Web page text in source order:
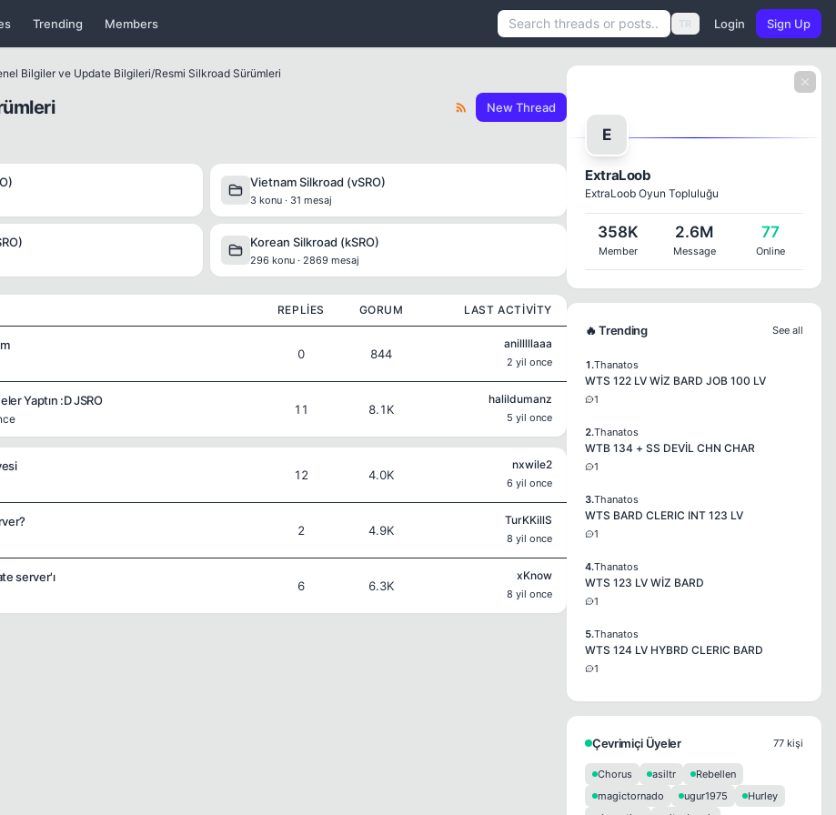
Trending Members TR Login Sign Up
Bilgiler ve Update Bilgileri/Resmi Silkroad Sürümleri
New Thread
Vietnam Silkroad (vSRO)
3 konu · 31 mesaj
Korean Silkroad (kSRO)
296 konu · 2869 mesaj
REPLIES GORUM LAST ACTIVITY
0 844
anilllllaaa
2 yil once
Yaptın :D JSRO
11 8.1K
halildumanz
5 yil once
12 4.0K
nxwile2
6 yil once
2 4.9K
TurKKillS
8 yil once
server'ı
6 6.3K
xKnow
8 yil once
E
ExtraLoob
ExtraLoob Oyun Topluluğu
358K
Member
2.6M
Message
77
Online
🔥 Trending See all
1.Thanatos
WTS 122 LV WİZ BARD JOB 100 LV
1
2.Thanatos
WTB 134 + SS DEVİL CHN CHAR
1
3.Thanatos
WTS BARD CLERIC INT 123 LV
1
4.Thanatos
WTS 123 LV WİZ BARD
1
5.Thanatos
WTS 124 LV HYBRD CLERIC BARD
1
Çevrimiçi Üyeler 77 kişi
Chorus asiltr
Rebellen
magictornado
ugur1975
Hurley